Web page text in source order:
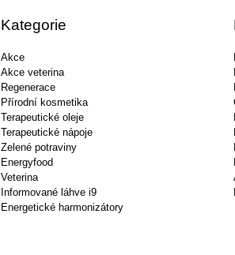
Kategorie
Akce
Akce veterina
Regenerace
Přírodní kosmetika
Terapeutické oleje
Terapeutické nápoje
Zelené potraviny
Energyfood
Veterina
Informované láhve i9
Energetické harmonizátory